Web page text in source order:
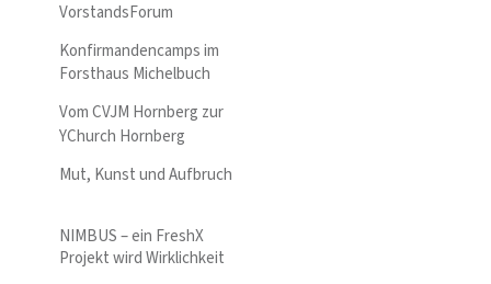
VorstandsForum
Konfirmandencamps im
Forsthaus Michelbuch
Vom CVJM Hornberg zur
YChurch Hornberg
Mut, Kunst und Aufbruch
NIMBUS – ein FreshX
Projekt wird Wirklichkeit